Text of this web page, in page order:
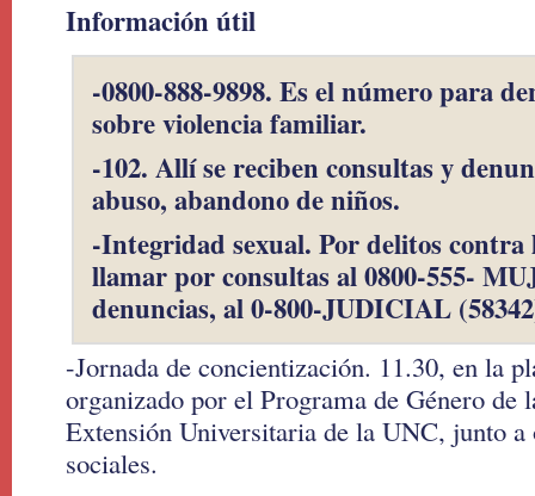
Información útil
-0800-888-9898. Es el número para
sobre violencia familiar.
-102. Allí se reciben consultas y
abuso, abandono de niños.
-Integridad sexual. Por delitos
llamar por consultas al 0800-555-
denuncias, al 0-800-JUDICIAL
-Jornada de concientización. 11.30, en la
organizado por el Programa de Género de
Extensión Universitaria de la UNC, junto a
sociales.